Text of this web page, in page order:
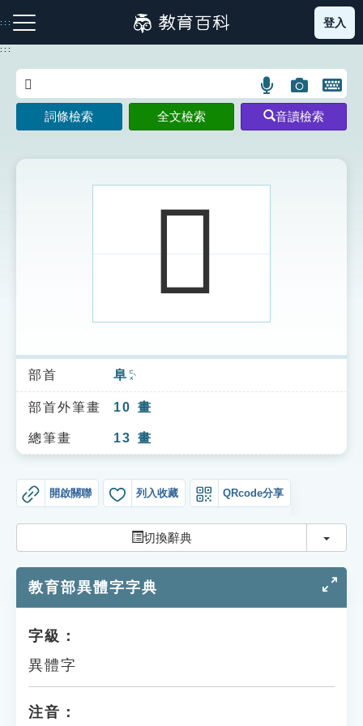
到
主
:::
注音索引圖示 筆畫索引圖示 部首索引表圖示
索引選單
知識索引
單字索引
貓頭鷹博士
登入
:::
語
言
搜
示
圖
片
搜
開
鍵
圖
詞條檢索 全文檢索 音讀檢索
𨻀
部首 阜 ㄈㄨˋ
部首外筆畫 10 畫
總筆畫 13 畫
開啟關聯 列入收藏 QRcode分享
切換辭典 切換
教育部異體字字典
字級：
異體字
注音：